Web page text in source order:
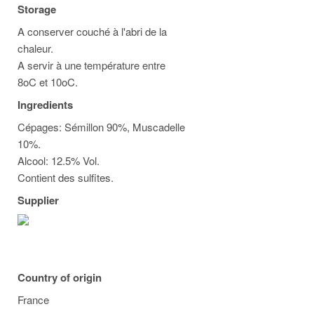
Storage
A conserver couché à l'abri de la
chaleur.
A servir à une température entre
8oC et 10oC.
Ingredients
Cépages: Sémillon 90%, Muscadelle
10%.
Alcool: 12.5% Vol.
Contient des sulfites.
Supplier
Country of origin
France